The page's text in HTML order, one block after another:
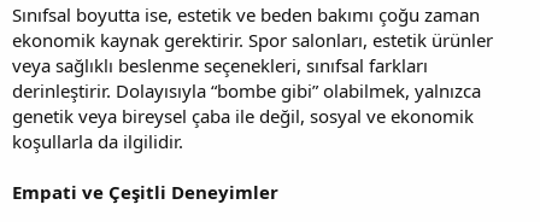
Sınıfsal boyutta ise, estetik ve beden bakımı çoğu zaman
ekonomik kaynak gerektirir. Spor salonları, estetik ürünler
veya sağlıklı beslenme seçenekleri, sınıfsal farkları
derinleştirir. Dolayısıyla “bombe gibi” olabilmek, yalnızca
genetik veya bireysel çaba ile değil, sosyal ve ekonomik
koşullarla da ilgilidir.
Empati ve Çeşitli Deneyimler